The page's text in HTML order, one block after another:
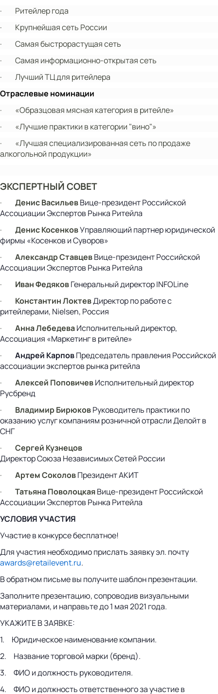
· Ритейлер года
· Крупнейшая сеть России
· Самая быстрорастущая сеть
· Самая информационно-открытая сеть
· Лучший ТЦ для ритейлера
Отраслевые номинации
· «Образцовая мясная категория в ритейле»
· «Лучшие практики в категории "вино"»
· «Лучшая специализированная сеть по продаже
алкогольной продукции»
ЭКСПЕРТНЫЙ СОВЕТ
· Денис ВасильевВице-президент Российской
Ассоциации Экспертов Рынка Ритейла
· Денис КосенковУправляющий партнер юридической
фирмы «Косенков и Суворов»
· Александр СтавцевВице-президент Российской
Ассоциации Экспертов Рынка Ритейла
· Иван ФедяковГенеральный директор INFOLine
· Константин ЛоктевДиректор по работе с
ритейлерами, Nielsen, Россия
· Анна ЛебедеваИсполнительный директор,
Ассоциация «Маркетинг в ритейле»
· Андрей КарповПредседатель правления Российской
ассоциации экспертов рынка ритейла
· Алексей ПоповичевИсполнительный директор
Русбренд
· Владимир БирюковРуководитель практики по
оказанию услуг компаниям розничной отрасли Делойт в
СНГ
· Сергей Кузнецов
Директор Союза Независимых Сетей России
· Артем СоколовПрезидент АКИТ
· Татьяна ПоволоцкаяВице-президент Российской
Ассоциации Экспертов Рынка Ритейла
УСЛОВИЯ УЧАСТИЯ
Участие в конкурсе бесплатное!
Для участия необходимо прислать заявку эл. почту
awards@retailevent.ru.
В обратном письме вы получите шаблон презентации.
Заполните презентацию, сопроводив визуальными
материалами, и направьте до 1 мая 2021 года.
УКАЖИТЕ В ЗАЯВКЕ:
1. Юридическое наименование компании.
2. Название торговой марки (бренд).
3. ФИО и должность руководителя.
4. ФИО и должность ответственного за участие в